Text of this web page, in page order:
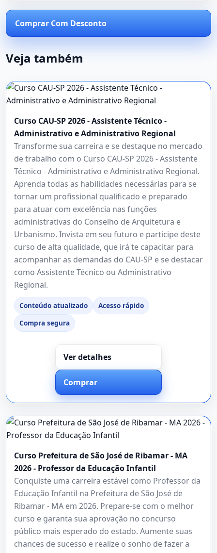
Comprar Com Desconto
Veja também
Curso CAU-SP 2026 - Assistente Técnico -
Administrativo e Administrativo Regional
Transforme sua carreira e se destaque no mercado
de trabalho com o Curso CAU-SP 2026 - Assistente
Técnico - Administrativo e Administrativo Regional.
Aprenda todas as habilidades necessárias para se
tornar um profissional qualificado e preparado
para atuar com excelência nas funções
administrativas do Conselho de Arquitetura e
Urbanismo. Invista em seu futuro e participe deste
curso de alta qualidade, que irá te capacitar para
acompanhar as demandas do CAU-SP e se destacar
como Assistente Técnico ou Administrativo
Regional.
Conteúdo atualizado
Acesso rápido
Compra segura
Ver detalhes
Comprar
Curso Prefeitura de São José de Ribamar - MA
2026 - Professor da Educação Infantil
Conquiste uma carreira estável como Professor da
Educação Infantil na Prefeitura de São José de
Ribamar - MA em 2026. Prepare-se com o melhor
curso e garanta sua aprovação no concurso
público mais esperado do estado. Aumente suas
chances de sucesso e realize o sonho de fazer a